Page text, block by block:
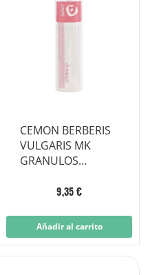
CEMON BERBERIS
VULGARIS MK
GRANULOS
9,35 €
Añadir al carrito